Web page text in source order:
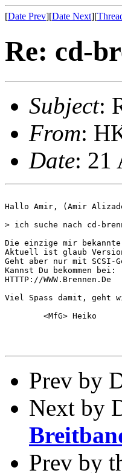
[Date Prev][Date Next][
Re: cd-
Subject:
From:
Date: 21
Hallo Amir, (Amir
> ich suche nach cd-
Die einzige mir
Aktuell ist glaub
Geht aber nur mit SCSI-
Kannst Du bekommen bei:
HTTTP://WWW.Brennen.De
Viel Spass damit, geht
        <MfG> Heiko
Prev by
Next by
Prev by